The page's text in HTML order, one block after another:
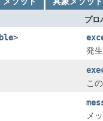
プロ
>
発
こ
メ